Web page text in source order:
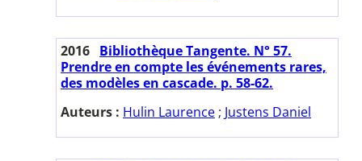
2016 Bibliothèque Tangente. N° 57.
Prendre en compte les événements rares,
des modèles en cascade. p. 58-62.
Auteurs : Hulin Laurence ; Justens Daniel